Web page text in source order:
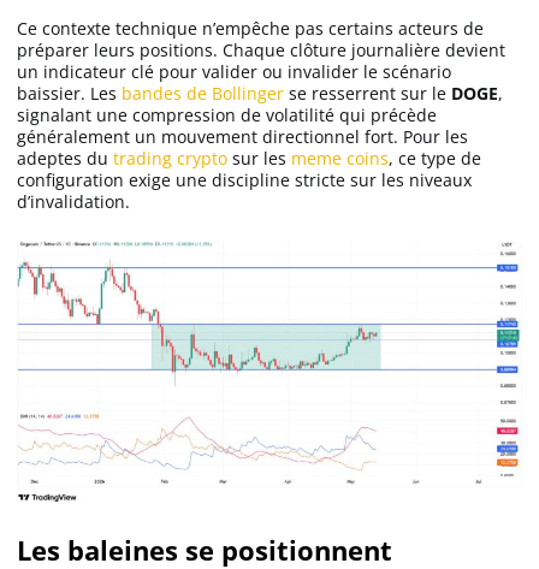
Ce contexte technique n’empêche pas certains acteurs de
préparer leurs positions. Chaque clôture journalière devient
un indicateur clé pour valider ou invalider le scénario
baissier. Les bandes de Bollinger se resserrent sur le DOGE,
signalant une compression de volatilité qui précède
généralement un mouvement directionnel fort. Pour les
adeptes du trading crypto sur les meme coins, ce type de
configuration exige une discipline stricte sur les niveaux
d’invalidation.
Les baleines se positionnent